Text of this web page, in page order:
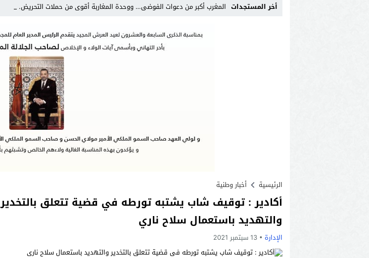
أخر المستجدات المغرب أكبر من دعوات الفوضى… ووحدة المغاربة أقوى من حملات التحريض.
الرئيسية أخبار وطنية
أكادير : توقيف شاب يشتبه تورطه في قضية تتعلق بالتخدير
والتهديد باستعمال سلاح ناري
الإدارة 13 سبتمبر 2021